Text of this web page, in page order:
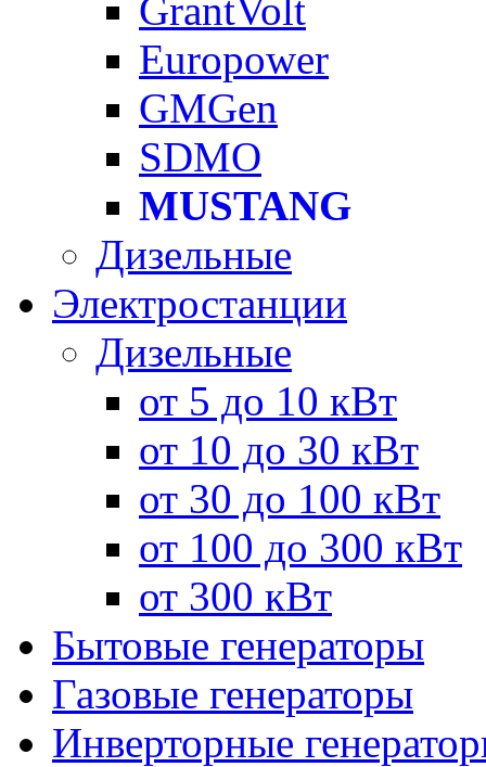
GrantVolt
Europower
GMGen
SDMO
MUSTANG
Дизельные
Электростанции
Дизельные
от 5 до 10 кВт
от 10 до 30 кВт
от 30 до 100 кВт
от 100 до 300 кВт
от 300 кВт
Бытовые генераторы
Газовые генераторы
Инверторные